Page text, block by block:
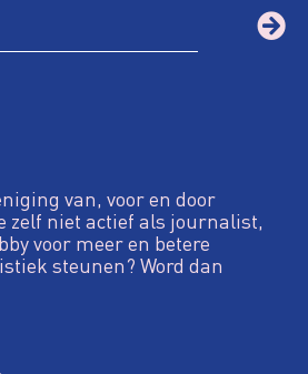
van, voor en door
zelf niet actief als journalist,
voor meer en betere
steunen? Word dan